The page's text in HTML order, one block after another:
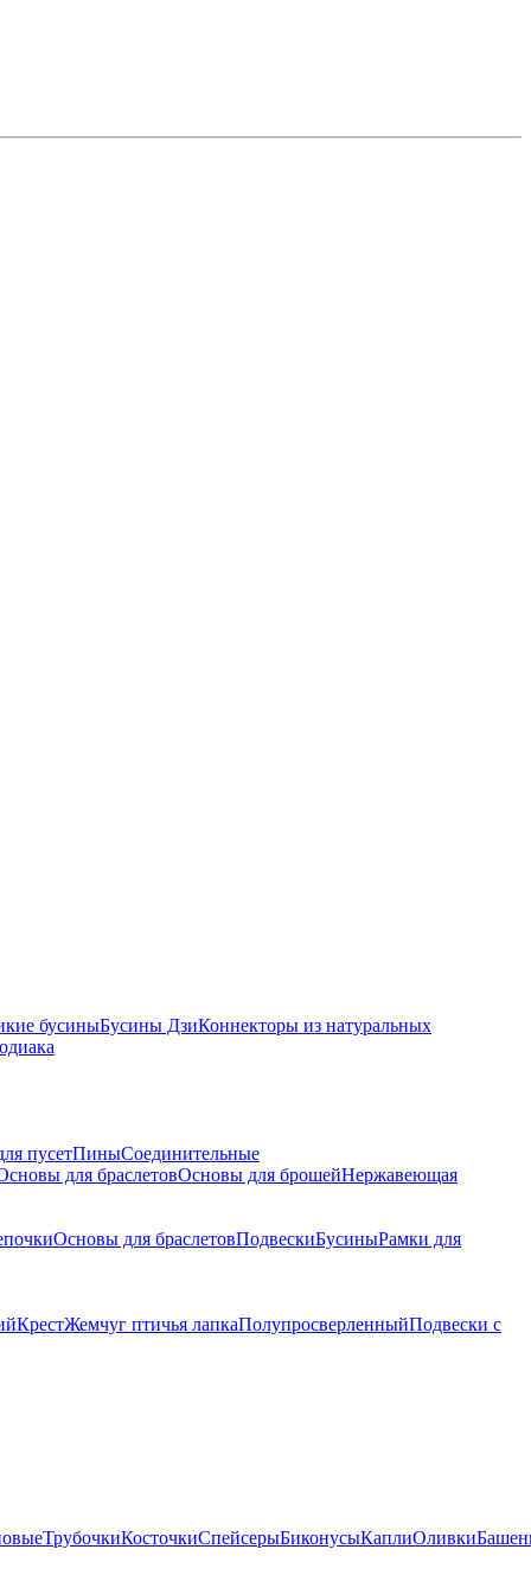
бусиныБусины ДзиКоннекторы из натуральных
пусетПиныСоединительные
для браслетовОсновы для брошейНержавеющая
Основы для браслетовПодвескиБусиныРамки для
КрестЖемчуг птичья лапкаПолупросверленныйПодвески с
ТрубочкиКосточкиСпейсерыБиконусыКаплиОливки